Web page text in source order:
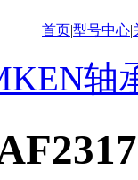
首页|型号中心|
轴